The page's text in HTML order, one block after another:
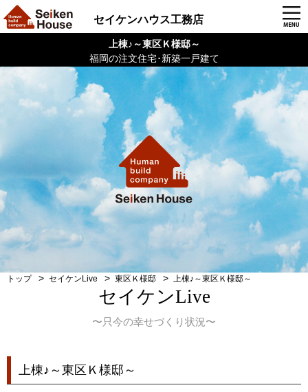
上棟♪～東区Ｋ様邸～
福岡の注文住宅･新築一戸建て
セイケンハウス工務店
トップ セイケンLive 東区Ｋ様邸 上棟♪～東区Ｋ様邸～
セイケンLive
〜只今の幸せづくり状況〜
上棟♪～東区Ｋ様邸～